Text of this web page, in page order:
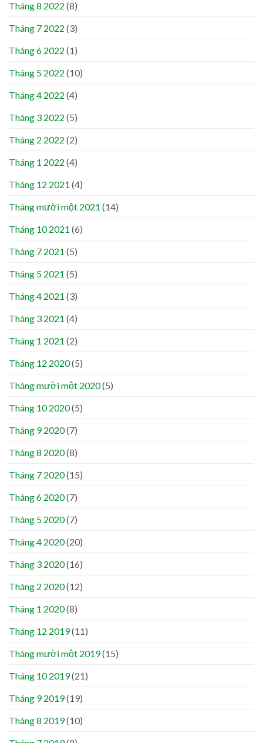
Tháng 8 2022 (8)
Tháng 7 2022 (3)
Tháng 6 2022 (1)
Tháng 5 2022 (10)
Tháng 4 2022 (4)
Tháng 3 2022 (5)
Tháng 2 2022 (2)
Tháng 1 2022 (4)
Tháng 12 2021 (4)
Tháng mười một 2021 (14)
Tháng 10 2021 (6)
Tháng 7 2021 (5)
Tháng 5 2021 (5)
Tháng 4 2021 (3)
Tháng 3 2021 (4)
Tháng 1 2021 (2)
Tháng 12 2020(5)
Tháng mười một 2020(5)
Tháng 10 2020(5)
Tháng 9 2020(7)
Tháng 8 2020(8)
Tháng 7 2020(15)
Tháng 6 2020(7)
Tháng 5 2020(7)
Tháng 4 2020(20)
Tháng 3 2020(16)
Tháng 2 2020(12)
Tháng 1 2020(8)
Tháng 12 2019(11)
Tháng mười một 2019(15)
Tháng 10 2019(21)
Tháng 9 2019(19)
Tháng 8 2019(10)